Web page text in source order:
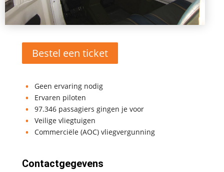
Bestel een ticket
Geen ervaring nodig
Ervaren piloten
97.346 passagiers gingen je voor
Veilige vliegtuigen
Commerciële (AOC) vliegvergunning
Contactgegevens